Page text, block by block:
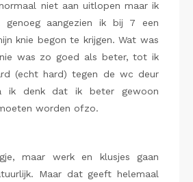
niet aan uitlopen maar ik
aangezien ik bij 7 een
knie begon te krijgen. Wat was
was zo goed als beter, tot ik
(echt hard) tegen de wc deur
ik denk dat ik beter gewoon
worden ofzo.
maar werk en klusjes gaan
Maar dat geeft helemaal